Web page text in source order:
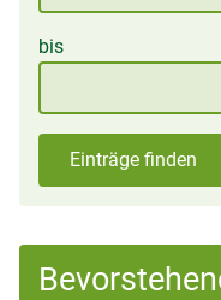
bis
Einträge finden